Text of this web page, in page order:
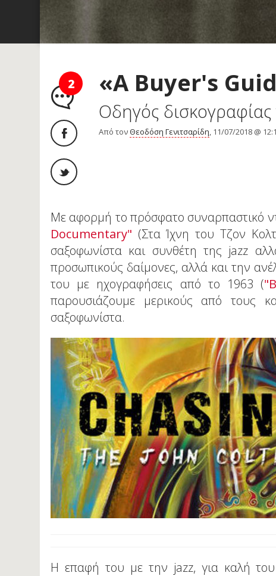
2 «A Buyer's
Οδηγός
Από τονΘεοδόση Γενιτσαρίδη, 11/07/2018 @
Με αφορμή το πρόσφατο συναρπαστικό
Documentary" (Στα Ίχνη του Τζον
σαξοφωνίστα και συνθέτη της jazz
προσωπικούς δαίμονες, αλλά και την
του με ηχογραφήσεις από το 1963 (
παρουσιάζουμε μερικούς από τους
σαξοφωνίστα.
Η επαφή του με την jazz, για καλή του